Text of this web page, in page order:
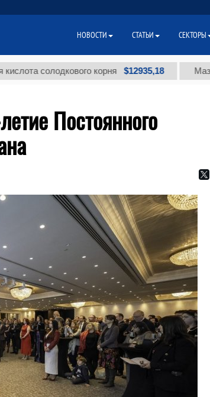
солодкового корня $12935,18 Мазут
Постоянного
НОВОСТИ СТАТЬИ СЕКТОРЫ